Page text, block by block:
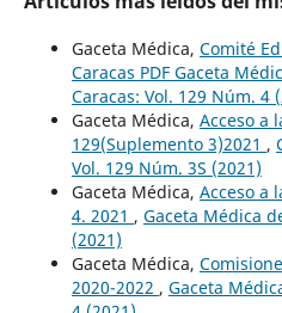
Gaceta Médica, Comité
Caracas PDF Gaceta
Caracas: Vol. 129 Núm. 4
Gaceta Médica, Acceso a
129(Suplemento 3)2021 ,
Vol. 129 Núm. 3S (2021)
Gaceta Médica, Acceso a
4. 2021 , Gaceta Médica
(2021)
Gaceta Médica,
2020-2022 , Gaceta